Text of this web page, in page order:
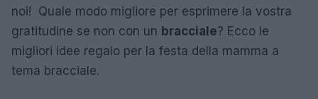
noi! Quale modo migliore per esprimere la vostra
gratitudine se non con un bracciale? Ecco le
migliori idee regalo per la festa della mamma a
tema bracciale.